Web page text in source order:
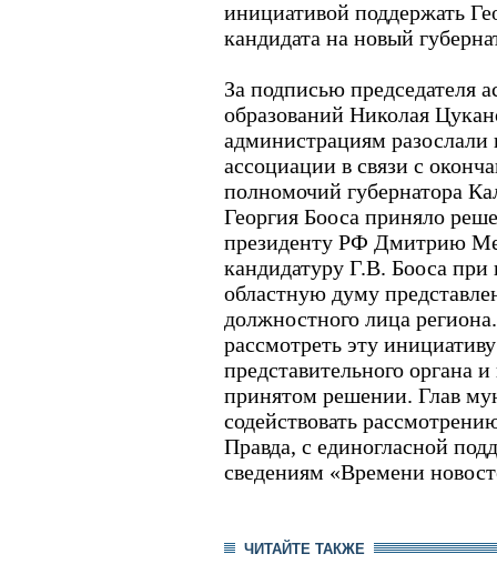
инициативой поддержать
кандидата на новый
За подписью председателя
образований Николая
администрациям
ассоциации в связи с
полномочий губернатора
Георгия Бооса приняло
президенту РФ Дмитрию
кандидатуру Г.В. Бооса
областную думу
должностного лица
рассмотреть эту
представительного органа
принятом решении. Глав
содействовать
Правда, с единогласной
сведениям «Времени
ЧИТАЙТЕ ТАКЖЕ